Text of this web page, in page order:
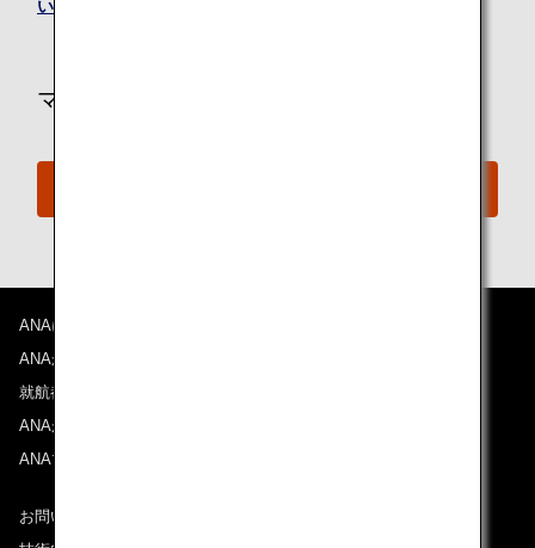
い。
マイルを利用してのご予約は
ANAについて
ANAからのお知らせ
就航都市
ANAがお約束する体験
ANAマイレージクラブ
お問い合わせ